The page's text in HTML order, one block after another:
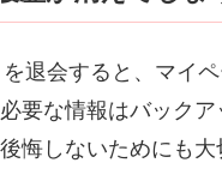
退会すると、マイ
要な情報はバック
悔しないためにも